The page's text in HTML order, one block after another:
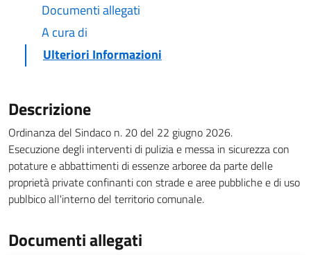
Documenti allegati
A cura di
Ulteriori Informazioni
Descrizione
Ordinanza del Sindaco n. 20 del 22 giugno 2026.
Esecuzione degli interventi di pulizia e messa in sicurezza con
potature e abbattimenti di essenze arboree da parte delle
proprietà private confinanti con strade e aree pubbliche e di uso
publbico all'interno del territorio comunale.
Documenti allegati